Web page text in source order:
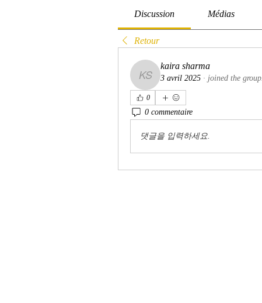
Discussion Médias
Retour
kaira sharma
kaira sharma
3 avril 2025 · joined the group.
0
0 commentaire
댓글을 입력하세요.